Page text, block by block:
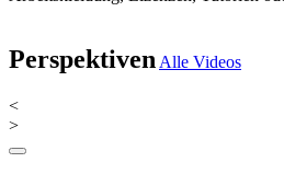
Perspektiven Alle Videos
<
>